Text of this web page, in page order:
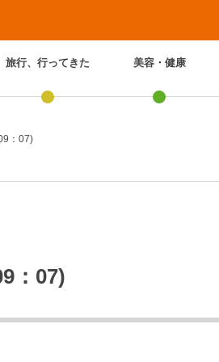
旅行、行ってきた 美容・健康
：07)
：07)